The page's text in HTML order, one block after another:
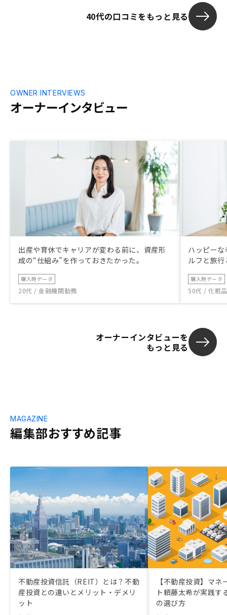
40代の口コミをもっと見る
オーナーインタビュー
OWNER INTERVIEWS
出産や育休でキャリアが変わる前に、資産形
成の“仕組み”を作っておきたかった。
購入時データ
20代 / 金融機関勤務
ハッピー
ルフと旅
購入時データ
50代 / 化粧
オーナーインタビューを
もっと見る
編集部おすすめ記事
MAGAZINE
不動産投資信託（REIT）とは？不動
産投資との違いとメリット・デメリ
ット
【不動産投資】マ
ト頼藤太希が実践す
の選び方